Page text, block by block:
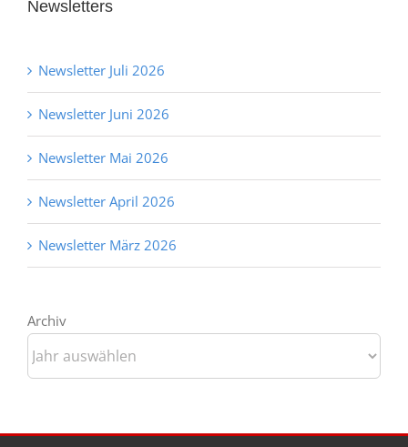
Newsletters
Newsletter Juli 2026
Newsletter Juni 2026
Newsletter Mai 2026
Newsletter April 2026
Newsletter März 2026
Archiv